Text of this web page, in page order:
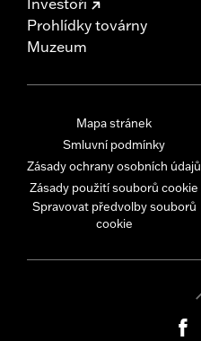
Prohlídky továrny
Muzeum
Mapa stránek
Smluvní podmínky
Zásady ochrany osobních údajů
Zásady použití souborů cookie
Spravovat předvolby souborů
cookie